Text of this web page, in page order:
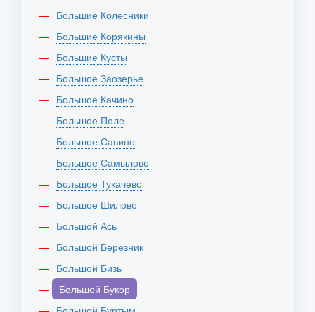
Большие Колесники
Большие Корякины
Большие Кусты
Большое Заозерье
Большое Качино
Большое Поле
Большое Савино
Большое Самылово
Большое Тукачево
Большое Шилово
Большой Ась
Большой Березник
Большой Бизь
Большой Букор